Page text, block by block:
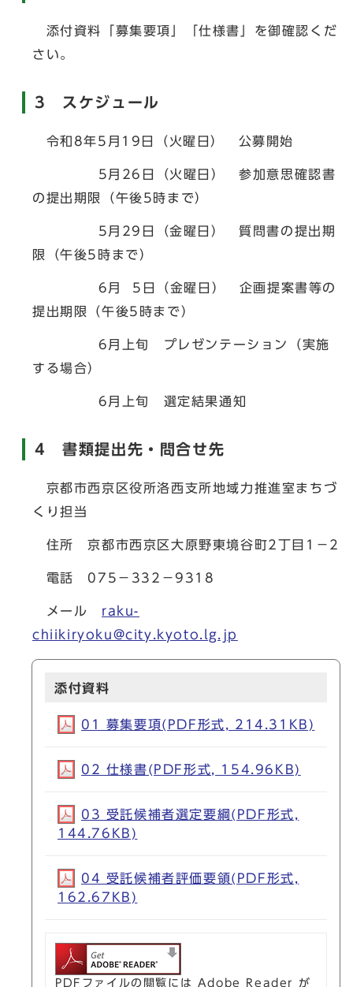
添付資料「募集要項」「仕様書」を御確認くだ
さい。
3 スケジュール
令和8年5月19日（火曜日） 公募開始
5月26日（火曜日） 参加意思確認書
の提出期限（午後5時まで）
5月29日（金曜日） 質問書の提出期
限（午後5時まで）
6月 5日（金曜日） 企画提案書等の
提出期限（午後5時まで）
6月上旬 プレゼンテーション（実施
する場合）
6月上旬 選定結果通知
4 書類提出先・問合せ先
京都市西京区役所洛西支所地域力推進室まちづ
くり担当
住所 京都市西京区大原野東境谷町2丁目1－2
電話 075－332－9318
メール raku-
chiikiryoku@city.kyoto.lg.jp
添付資料
01 募集要項(PDF形式, 214.31KB)
02 仕様書(PDF形式, 154.96KB)
03 受託候補者選定要綱(PDF形式,
144.76KB)
04 受託候補者評価要領(PDF形式,
162.67KB)
PDFファイルの閲覧には Adobe Reader が